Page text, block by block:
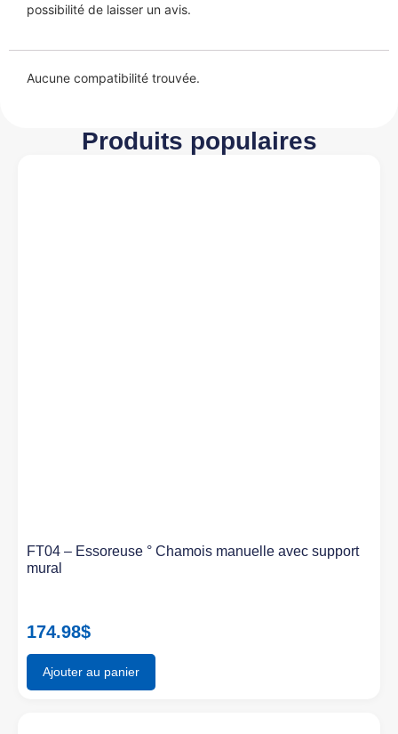
possibilité de laisser un avis.
Aucune compatibilité trouvée.
Produits populaires
FT04 – Essoreuse ° Chamois manuelle avec support
mural
174.98$
Ajouter au panier